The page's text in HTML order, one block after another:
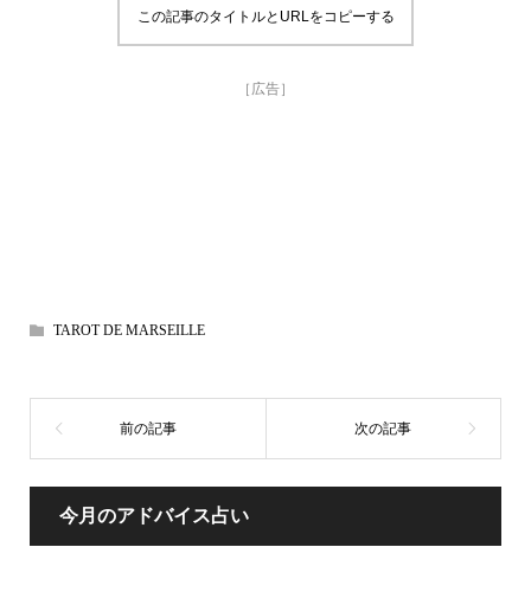
この記事のタイトルとURLをコピーする
［広告］
TAROT DE MARSEILLE
今月のアドバイス占い